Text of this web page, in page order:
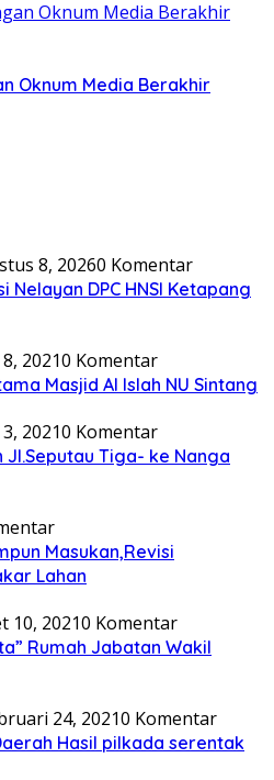
Oknum Media Berakhir
8, 20260 Komentar
Nelayan DPC HNSI Ketapang
20210 Komentar
Masjid Al Islah NU Sintang
20210 Komentar
Jl.Seputau Tiga- ke Nanga
Masukan,Revisi
Lahan
10, 20210 Komentar
Rumah Jabatan Wakil
24, 20210 Komentar
Hasil pilkada serentak